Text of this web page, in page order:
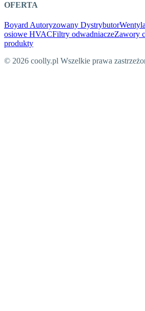
OFERTA
Boyard Autoryzowany Dystrybutor
osiowe HVACFiltry odwadniaczeZawory
produkty
© 2026 coolly.pl Wszelkie prawa